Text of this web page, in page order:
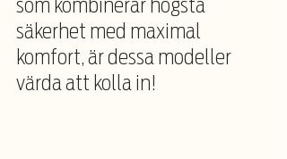
säkerhet med maximal
komfort, är dessa modeller
värda att kolla in!